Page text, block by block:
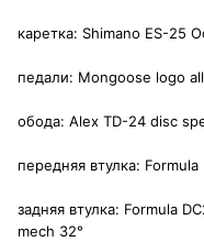
каретка: Shimano ES-25
педали: Mongoose logo
обода: Alex TD-24 disc
передняя втулка:
задняя втулка: Formula
mech 32°